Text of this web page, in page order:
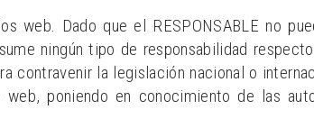
Dado que el RESPONSABLE no
ningún tipo de responsabilidad
contravenir la legislación nacional o
poniendo en conocimiento de las